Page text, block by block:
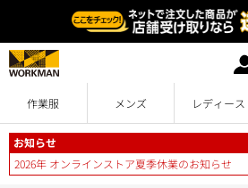
作業服 メンズ レディース
お知らせ
2026年 オンラインストア夏季休業のお知らせ